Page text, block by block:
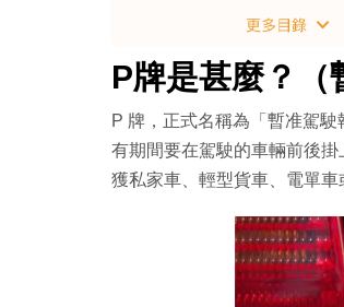
P牌期間的駕駛限制
P 牌違規抄牌後果
P牌司機額外建議
P 牌轉正式牌 文件、日
P牌是甚麼？（
P 牌，正式名稱為「暫准駕
有期間要在駕駛的車輛前後
獲私家車、輕型貨車、電單車